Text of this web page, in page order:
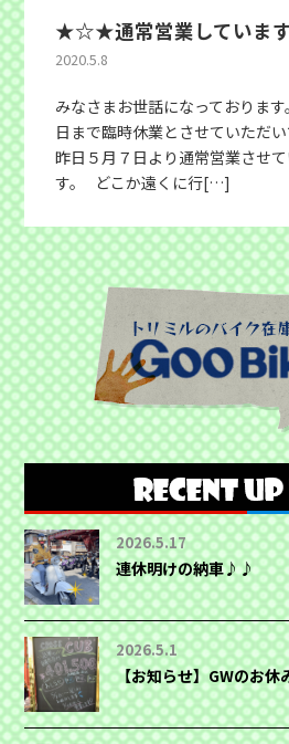
★☆★通常営業してい
2020.5.8
みなさまお世話になっておりま
日まで臨時休業とさせていただい
昨日５月７日より通常営業させ
す。 どこか遠くに行[…]
2026.5.17
連休明けの納車♪♪
2026.5.1
【お知らせ】GWのお休